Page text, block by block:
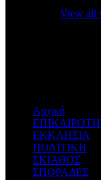
View all
Αρχική
ΕΚΚΛΗΣΙΑ
ΠΟΛΙΤΙΚΗ
ΣΚΙΑΘΟΣ
ΣΠΟΡΑΔΕΣ